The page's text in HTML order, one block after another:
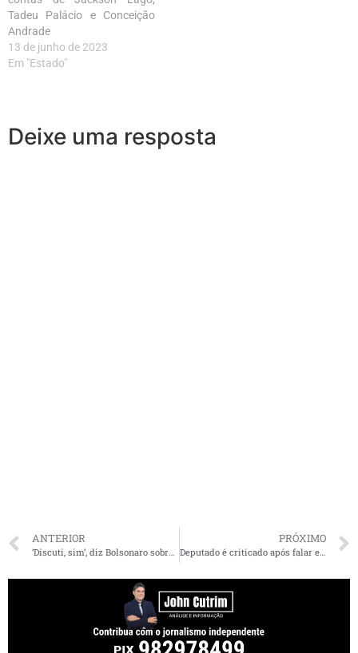
Tadeu Palácio e Conceição
Andrade
13 de junho de 2023
Em "Estado"
Deixe uma resposta
ANTERIOR
‘Discuti, sim’, diz Bolsonaro sobre decretação de estado de sítio e uso do artigo 142 para invocar militares
PRÓXIMO
Deputado é criticado após falar em “sensacionalismo” no caso de artista circense abusada no Maranhão